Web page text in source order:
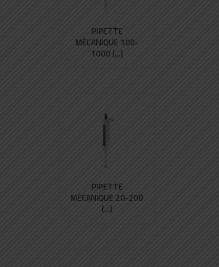
PIPETTE
MÉCANIQUE 100-
1000 (...)
PIPETTE
MÉCANIQUE 20-200
(...)